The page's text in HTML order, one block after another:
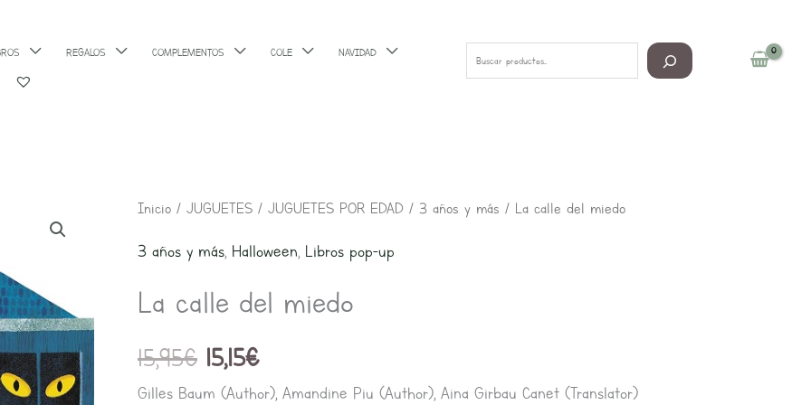
REGALOS COMPLEMENTOS COLE NAVIDAD
Inicio / JUGUETES / JUGUETES POR EDAD / 3 años y más / La calle del miedo
3 años y más, Halloween, Libros pop-up
La calle del miedo
15,95€
El
precio
original
era:
15,15€
El
precio
actual
es:
Gilles Baum (Author), Amandine Piu (Author), Aina Girbau Canet (Translator)